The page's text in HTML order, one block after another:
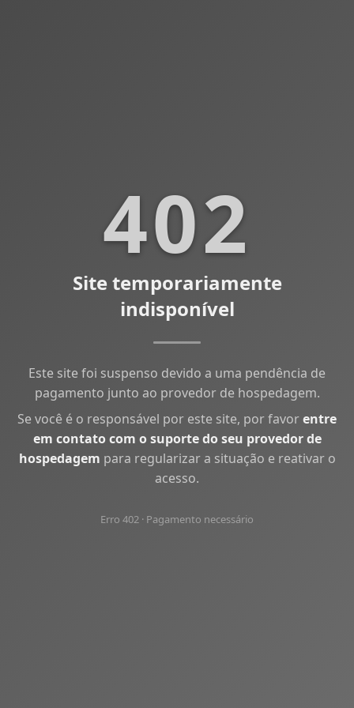
402
Site temporariamente
indisponível
Este site foi suspenso devido a uma pendência de
pagamento junto ao provedor de hospedagem.
Se você é o responsável por este site, por favorentre
em contato com o suporte do seu provedor de
hospedagem para regularizar a situação e reativar o
acesso.
Erro 402 · Pagamento necessário